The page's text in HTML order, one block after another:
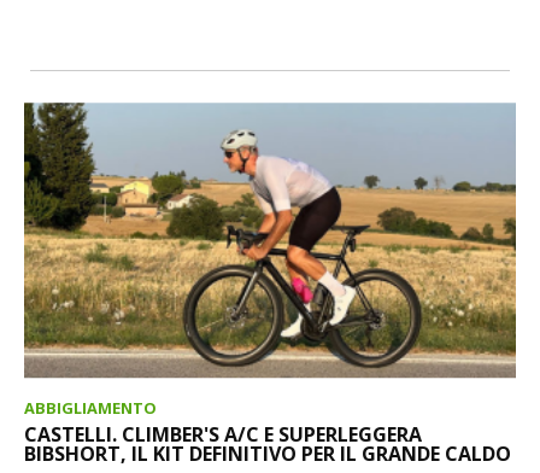
ABBIGLIAMENTO
CASTELLI. CLIMBER'S A/C E SUPERLEGGERA
BIBSHORT, IL KIT DEFINITIVO PER IL GRANDE CALDO